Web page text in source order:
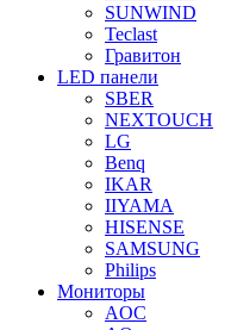
SUNWIND
Teclast
Гравитон
LED панели
SBER
NEXTOUCH
LG
Benq
IKAR
IIYAMA
HISENSE
SAMSUNG
Philips
Мониторы
AOC